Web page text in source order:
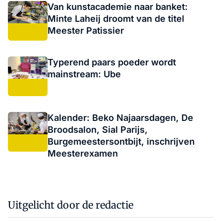
Van kunstacademie naar banket:
Minte Laheij droomt van de titel
Meester Patissier
Typerend paars poeder wordt
mainstream: Ube
Kalender: Beko Najaarsdagen, De
Broodsalon, Sial Parijs,
Burgemeestersontbijt, inschrijven
Meesterexamen
Uitgelicht door de redactie